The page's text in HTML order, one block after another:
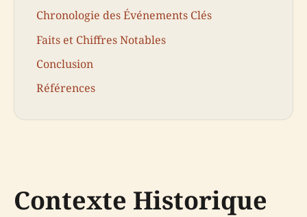
Chronologie des Événements Clés
Faits et Chiffres Notables
Conclusion
Références
Contexte Historique